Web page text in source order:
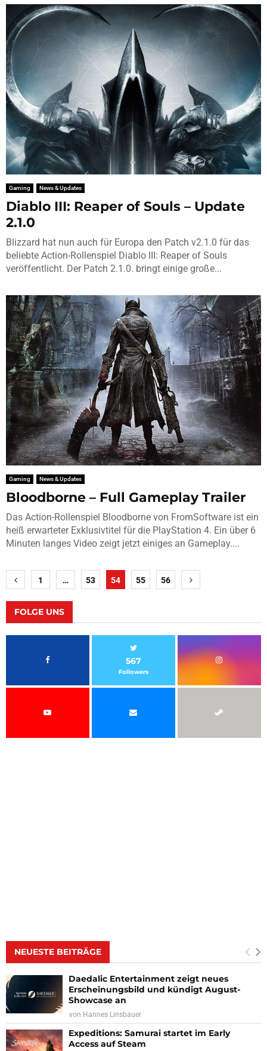
Gaming News & Updates
Diablo III: Reaper of Souls – Update
2.1.0
Blizzard hat nun auch für Europa den Patch v2.1.0 für das
beliebte Action-Rollenspiel Diablo III: Reaper of Souls
veröffentlicht. Der Patch 2.1.0. bringt einige große...
Gaming News & Updates
Bloodborne – Full Gameplay Trailer
Das Action-Rollenspiel Bloodborne von FromSoftware ist ein
heiß erwarteter Exklusivtitel für die PlayStation 4. Ein über 6
Minuten langes Video zeigt jetzt einiges an Gameplay....
Seitennummerierung
der
Beiträge
1 … 53 54 55 56
FOLGE UNS
567
Followers
NEUESTE BEITRÄGE
Daedalic Entertainment zeigt neues
Erscheinungsbild und kündigt August-
Showcase an
von Hannes Linsbauer
Expeditions: Samurai startet im Early
Access auf Steam